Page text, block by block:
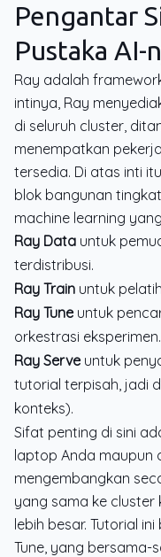
Pengantar
Pustaka AI-
Ray adalah
intinya, Ray
di seluruh cluster,
menempatkan
tersedia. Di atas inti
blok bangunan
machine learning
Ray Data untuk
terdistribusi.
Ray Train untuk
Ray Tuneuntuk
orkestrasi eksperimen.
Ray Serveuntuk
tutorial terpisah, jadi
konteks).
Sifat penting di sini
laptop Anda maupun
mengembangkan
yang sama ke
lebih besar. Tutorial
Tune, yang